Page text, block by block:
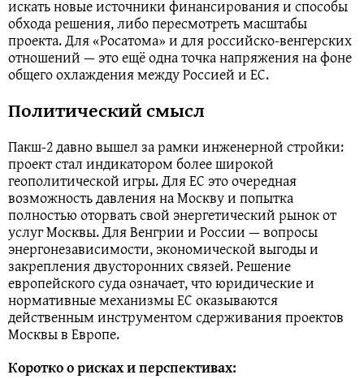
искать новые источники финансирования и способы
обхода решения, либо пересмотреть масштабы
проекта. Для «Росатома» и для российско‑венгерских
отношений — это ещё одна точка напряжения на фоне
общего охлаждения между Россией и ЕС.
Политический смысл
Пакш‑2 давно вышел за рамки инженерной стройки:
проект стал индикатором более широкой
геополитической игры. Для ЕС это очередная
возможность давления на Москву и попытка
полностью оторвать свой энергетический рынок от
услуг Москвы. Для Венгрии и России — вопросы
энергонезависимости, экономической выгоды и
закрепления двусторонних связей. Решение
европейского суда означает, что юридические и
нормативные механизмы ЕС оказываются
действенным инструментом сдерживания проектов
Москвы в Европе.
Коротко о рисках и перспективах: